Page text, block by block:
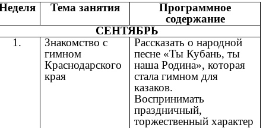
Тема занятия
Программное
содержание
СЕНТЯБРЬ
1.
Знакомство с
гимном
Краснодарского
края
Рассказать о народной
песне «Ты Кубань, ты
наша Родина», которая
стала гимном для
казаков.
Воспринимать
праздничный,
торжественный характер